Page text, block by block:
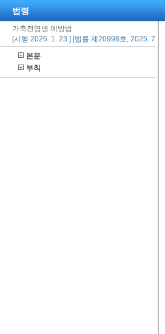
법령
가축전염병 예방법
[시행 2026. 1. 23.] [법률 제20998호, 2025. 7.
본문
부칙